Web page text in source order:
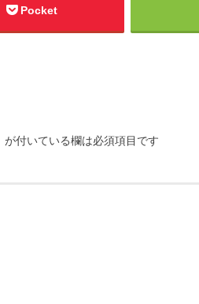
Pocket
が付いている欄は必須項目です